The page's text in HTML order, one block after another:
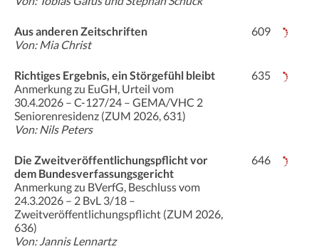
Aus anderen Zeitschriften
Von: Mia Christ
609
Richtiges Ergebnis, ein Störgefühl bleibt
Anmerkung zu EuGH, Urteil vom
30.4.2026 – C-127/24 – GEMA/VHC 2
Senioren­residenz (ZUM 2026, 631)
Von: Nils Peters
635
Die Zweitveröffentlichungspflicht vor
dem Bundesverfassungsgericht
Anmerkung zu BVerfG, Beschluss vom
24.3.2026 – 2 BvL 3/18 –
Zweitveröffentlichungspflicht (ZUM 2026,
636)
Von: Jannis Lennartz
646